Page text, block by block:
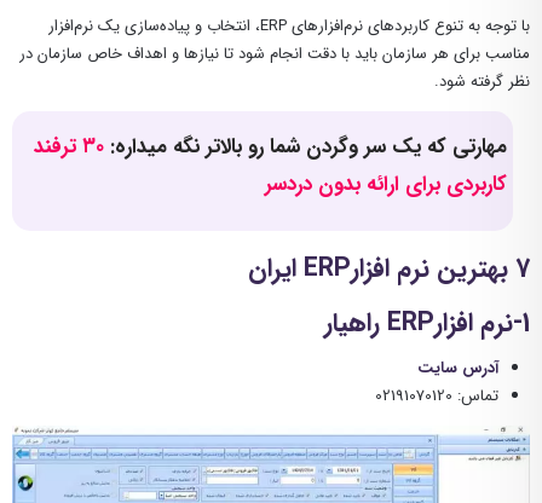
با توجه به تنوع کاربردهای نرم‌افزارهای ERP، انتخاب و پیاده‌سازی یک نرم‌افزار
مناسب برای هر سازمان باید با دقت انجام شود تا نیازها و اهداف خاص سازمان در
نظر گرفته شود.
مهارتی که یک سر وگردن شما رو بالاتر نگه میداره:
۳۰ ترفند
کاربردی برای ارائه بدون دردسر
7 بهترین نرم افزارERP ایران
1-نرم افزارERP راهیار
آدرس سایت
تماس: 02191070120